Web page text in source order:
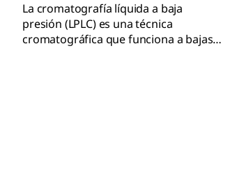
La cromatografía líquida a baja
presión (LPLC) es una técnica
cromatográfica que funciona a bajas